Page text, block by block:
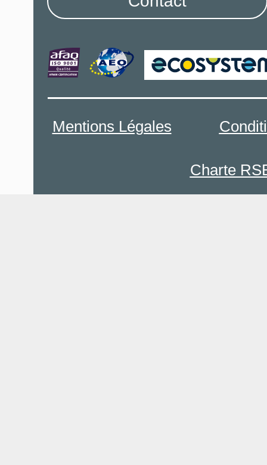
Mentions Légales
Charte